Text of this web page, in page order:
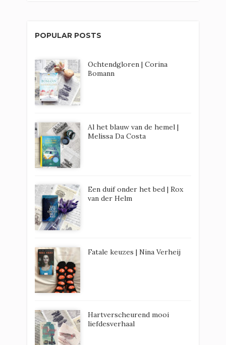
POPULAR POSTS
Ochtendgloren | Corina
Bomann
Al het blauw van de hemel |
Melissa Da Costa
Een duif onder het bed | Rox
van der Helm
Fatale keuzes | Nina Verheij
Hartverscheurend mooi
liefdesverhaal